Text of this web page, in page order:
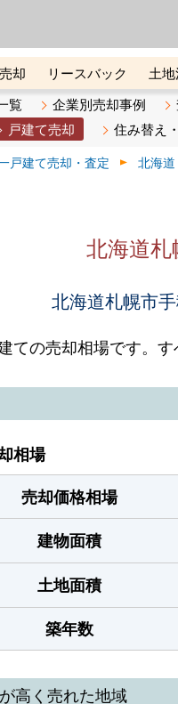
却 リースバック 土
ニー オンライン講座
覧 企業別売却事例
戸建て売却 住み替え
戸建て売却・査定 北海道
北海道
北海道札幌市
ての売却相場です。す
相場
売却価格相場
建物面積
土地面積
築年数
高く売れた地域